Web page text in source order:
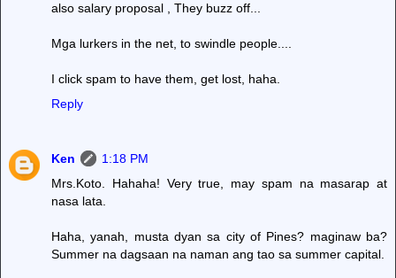
also salary proposal , They buzz off...
Mga lurkers in the net, to swindle people....
I click spam to have them, get lost, haha.
Reply
Ken
1:18 PM
Mrs.Koto. Hahaha! Very true, may spam na masarap at
nasa lata.
Haha, yanah, musta dyan sa city of Pines? maginaw ba?
Summer na dagsaan na naman ang tao sa summer capital.